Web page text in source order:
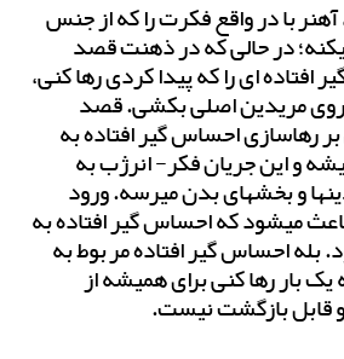
در واقع فکرت را که از جنس
در حالی که در ذهنت قصد
افتاده ای را که پیدا کردی رها کنی،
روی مریدین اصلی بکشی. قصد
رهاسازی احساس گیر افتاده به
و این جریان فکر- انرژب به
و بخشهای بدن میرسه. ورود
میشود که احساس گیر افتاده به
بله احساس گیر افتاده مربوط به
بار رها کنی برای همیشه از
بازگشت نیست.